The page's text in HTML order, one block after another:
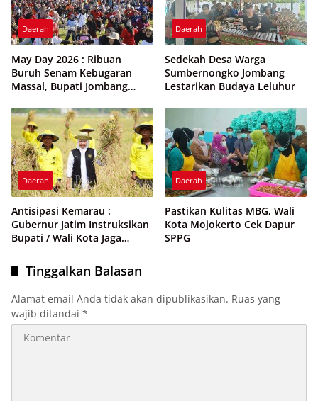
Daerah
May Day 2026 : Ribuan
Buruh Senam Kebugaran
Massal, Bupati Jombang
Daerah
Sedekah Desa Warga
Sumbernongko Jombang
Lestarikan Budaya Leluhur
Daerah
Antisipasi Kemarau :
Gubernur Jatim Instruksikan
Bupati / Wali Kota Jaga
Daerah
Pastikan Kulitas MBG, Wali
Kota Mojokerto Cek Dapur
SPPG
Tinggalkan Balasan
Alamat email Anda tidak akan dipublikasikan. Ruas yang
wajib ditandai *